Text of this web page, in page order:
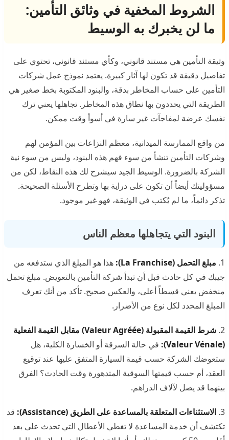
الشروط المخفية في وثائق التأمين:
ما لن يخبرك به الوسيط
وثيقة التأمين هي مستند قانوني، وكأي مستند قانوني، تحتوي على
تفاصيل دقيقة قد تكون لها آثار كبيرة. يعتمد نموذج عمل شركات
التأمين على حساب المخاطر بدقة، والبنود المكتوبة بخط صغير هي
الطريقة التي يحددون بها نطاق هذه المخاطر. تجاهلها يعني ترك
نفسك عرضة لمفاجآت غير سارة في أسوأ وقت ممكن.
من واقع الممارسة الميدانية، معظم النزاعات بين المؤمن لهم
وشركات التأمين تنشأ من سوء فهم هذه البنود، وليس من سوء نية
الشركة بالضرورة. الوسيط الجيد سيشرح لك هذه النقاط، لكن من
مسؤوليتك أيضاً أن تكون على دراية بها وتطرح الأسئلة الصحيحة.
تذكر دائماً، ما لم يُكتب في الوثيقة، فهو غير موجود.
البنود التي يتجاهلها معظم الناس
1. مبلغ التحمل (La Franchise):
هذا هو المبلغ الذي ستدفعه من
جيبك في كل حادث قبل أن تبدأ شركة التأمين بالتعويض. مبلغ تحمل
منخفض يعني قسطاً أعلى، والعكس صحيح. تأكد من أنك تعرف
المبلغ المحدد لكل نوع من الأضرار.
2.
شرط القيمة المقبولة (Valeur Agréée) مقابل القيمة الفعلية
(Valeur Vénale):
في حالة السرقة أو الخسارة الكلية، هل
ستعوضك الشركة حسب قيمة السيارة المتفق عليها عند توقيع
العقد، أم حسب قيمتها السوقية المتدهورة وقت الحادث؟ الفرق
بينهما قد يصل لآلاف الدراهم.
3. الاستثناءات المتعلقة بالمساعدة على الطريق (Assistance):
قد
تكتشف أن خدمة المساعدة لا تغطي الأعطال التي تحدث على بعد